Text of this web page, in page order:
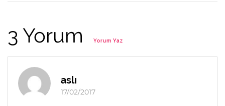
3 Yorum Yorum Yaz
aslı
17/02/2017